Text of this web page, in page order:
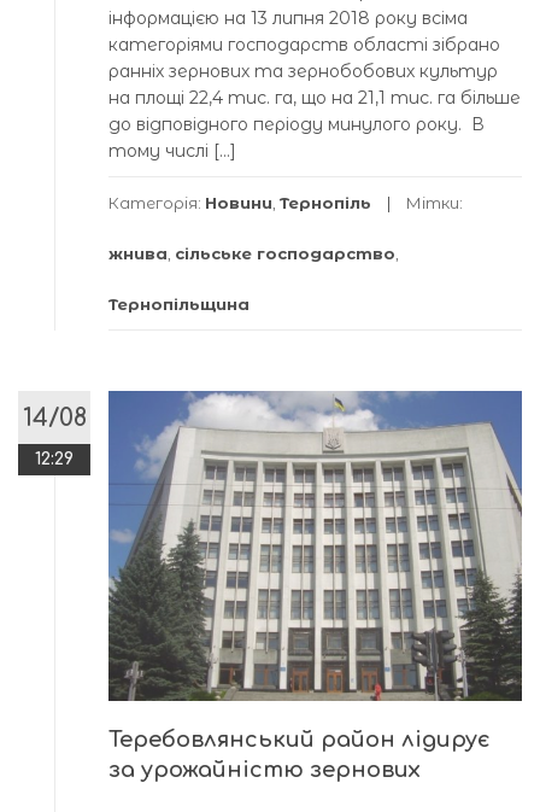
інформацією на 13 липня 2018 року всіма
категоріями господарств області зібрано
ранніх зернових та зернобобових культур
на площі 22,4 тис. га, що на 21,1 тис. га більше
до відповідного періоду минулого року. В
тому числі […]
Категорія: Новини Тернопіль Мітки:
жнива сільське господарство
Тернопільщина
14/08
12:29
Теребовлянський район лідирує
за урожайністю зернових